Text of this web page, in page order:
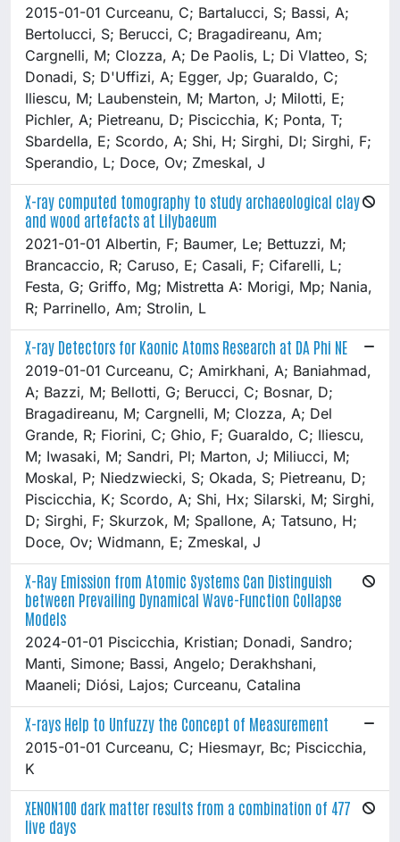
2015-01-01 Curceanu, C; Bartalucci, S; Bassi, A;
Bertolucci, S; Berucci, C; Bragadireanu, Am;
Cargnelli, M; Clozza, A; De Paolis, L; Di VIatteo, S;
Donadi, S; D'Uffizi, A; Egger, Jp; Guaraldo, C;
Iliescu, M; Laubenstein, M; Marton, J; Milotti, E;
Pichler, A; Pietreanu, D; Piscicchia, K; Ponta, T;
Sbardella, E; Scordo, A; Shi, H; Sirghi, Dl; Sirghi, F;
Sperandio, L; Doce, Ov; Zmeskal, J
X-ray computed tomography to study archaeological clay
and wood artefacts at Lilybaeum
2021-01-01 Albertin, F; Baumer, Le; Bettuzzi, M;
Brancaccio, R; Caruso, E; Casali, F; Cifarelli, L;
Festa, G; Griffo, Mg; Mistretta A: Morigi, Mp; Nania,
R; Parrinello, Am; Strolin, L
X-ray Detectors for Kaonic Atoms Research at DA Phi NE
2019-01-01 Curceanu, C; Amirkhani, A; Baniahmad,
A; Bazzi, M; Bellotti, G; Berucci, C; Bosnar, D;
Bragadireanu, M; Cargnelli, M; Clozza, A; Del
Grande, R; Fiorini, C; Ghio, F; Guaraldo, C; Iliescu,
M; Iwasaki, M; Sandri, Pl; Marton, J; Miliucci, M;
Moskal, P; Niedzwiecki, S; Okada, S; Pietreanu, D;
Piscicchia, K; Scordo, A; Shi, Hx; Silarski, M; Sirghi,
D; Sirghi, F; Skurzok, M; Spallone, A; Tatsuno, H;
Doce, Ov; Widmann, E; Zmeskal, J
X-Ray Emission from Atomic Systems Can Distinguish
between Prevailing Dynamical Wave-Function Collapse
Models
2024-01-01 Piscicchia, Kristian; Donadi, Sandro;
Manti, Simone; Bassi, Angelo; Derakhshani,
Maaneli; Diósi, Lajos; Curceanu, Catalina
X-rays Help to Unfuzzy the Concept of Measurement
2015-01-01 Curceanu, C; Hiesmayr, Bc; Piscicchia,
K
XENON100 dark matter results from a combination of 477
live days